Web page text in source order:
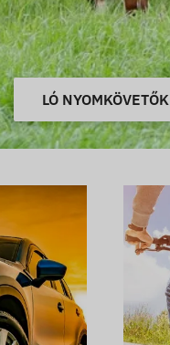
LÓ NYOMKÖVETŐK